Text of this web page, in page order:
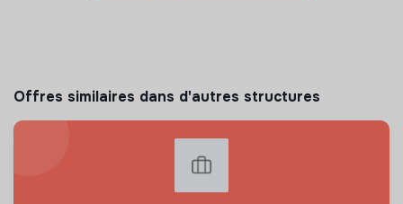
Offres similaires dans d'autres structures